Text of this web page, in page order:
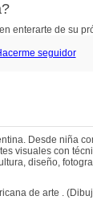
enterarte de su
seguidor
Desde niña
visuales con
diseño,
de arte .